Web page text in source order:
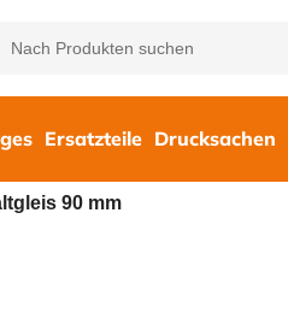
Ersatzteile Drucksachen
90 mm